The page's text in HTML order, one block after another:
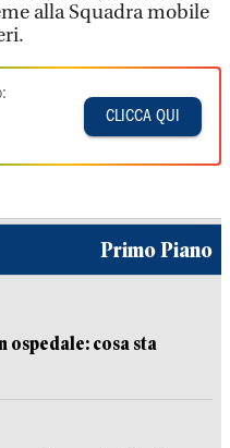
alla Squadra mobile
CLICCA QUI
Primo Piano
ospedale: cosa sta